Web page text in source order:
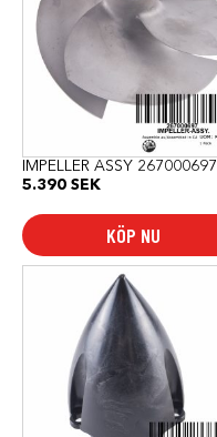
IMPELLER ASSY 267000697
5.390 SEK
KÖP NU